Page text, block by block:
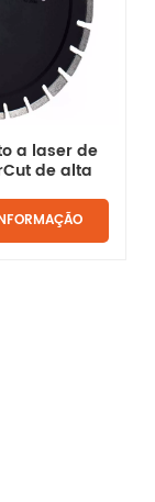
a laser de
de alta